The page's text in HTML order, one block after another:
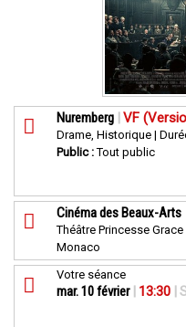
Nuremberg VF
Drame, Historique |
Public :Tout public
Cinéma des Beaux-Arts
Théâtre Princesse
Monaco
Votre séance
mar. 10 février 13:30